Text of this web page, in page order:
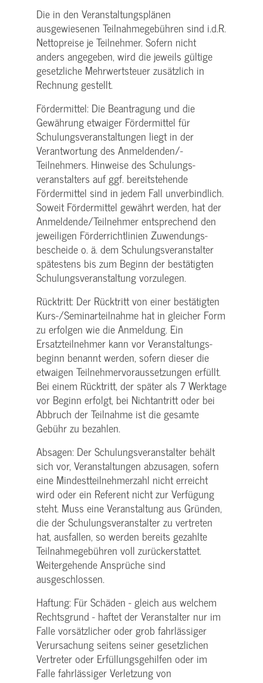
Die in den Veranstaltungsplänen
ausgewiesenen Teilnahmegebühren sind i.d.R.
Nettopreise je Teilnehmer. Sofern nicht
anders angegeben, wird die jeweils gültige
gesetzliche Mehrwertsteuer zusätzlich in
Rechnung gestellt.
Fördermittel: Die Beantragung und die
Gewährung etwaiger Fördermittel für
Schulungs­veranstaltungen liegt in der
Verantwortung des Anmeldenden/­
Teilnehmers. Hinweise des Schulungs­
veranstalters auf ggf. bereitstehende
Fördermittel sind in jedem Fall unverbindlich.
Soweit Fördermittel gewährt werden, hat der
Anmeldende/­Teilnehmer entsprechend den
jeweiligen Förderrichtlinien Zuwendungs­
bescheide o. ä. dem Schulungs­veranstalter
spätestens bis zum Beginn der bestätigten
Schulungs­veranstaltung vorzulegen.
Rücktritt: Der Rücktritt von einer bestätigten
Kurs-/­Seminarteilnahme hat in gleicher Form
zu erfolgen wie die Anmeldung. Ein
Ersatzteilnehmer kann vor Veranstaltungs­
beginn benannt werden, sofern dieser die
etwaigen Teilnehmer­voraussetzungen erfüllt.
Bei einem Rücktritt, der später als 7 Werktage
vor Beginn erfolgt, bei Nichtantritt oder bei
Abbruch der Teilnahme ist die gesamte
Gebühr zu bezahlen.
Absagen: Der Schulungs­veranstalter behält
sich vor, Veranstaltungen abzusagen, sofern
eine Mindest­teilnehmerzahl nicht erreicht
wird oder ein Referent nicht zur Verfügung
steht. Muss eine Veranstaltung aus Gründen,
die der Schulungs­veranstalter zu vertreten
hat, ausfallen, so werden bereits gezahlte
Teilnahme­gebühren voll zurückerstattet.
Weitergehende Ansprüche sind
ausgeschlossen.
Haftung: Für Schäden - gleich aus welchem
Rechtsgrund - haftet der Veranstalter nur im
Falle vorsätzlicher oder grob fahrlässiger
Verursachung seitens seiner gesetzlichen
Vertreter oder Erfüllungsgehilfen oder im
Falle fahrlässiger Verletzung von